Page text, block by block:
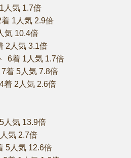
気 1.7倍
1人気 2.9倍
10.4倍
2人気 3.1倍
6着 1人気 1.7倍
着 5人気 7.8倍
着 2人気 2.6倍
気 13.9倍
気 2.7倍
5人気 12.6倍